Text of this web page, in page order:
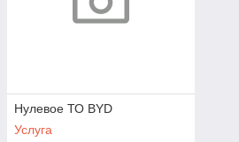
Нулевое ТО BYD
Услуга